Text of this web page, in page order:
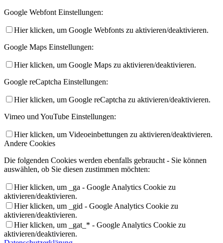
Google Webfont Einstellungen:
Hier klicken, um Google Webfonts zu aktivieren/deaktivieren.
Google Maps Einstellungen:
Hier klicken, um Google Maps zu aktivieren/deaktivieren.
Google reCaptcha Einstellungen:
Hier klicken, um Google reCaptcha zu aktivieren/deaktivieren.
Vimeo und YouTube Einstellungen:
Hier klicken, um Videoeinbettungen zu aktivieren/deaktivieren.
Andere Cookies
Die folgenden Cookies werden ebenfalls gebraucht - Sie können
auswählen, ob Sie diesen zustimmen möchten:
Hier klicken, um _ga - Google Analytics Cookie zu
aktivieren/deaktivieren.
Hier klicken, um _gid - Google Analytics Cookie zu
aktivieren/deaktivieren.
Hier klicken, um _gat_* - Google Analytics Cookie zu
aktivieren/deaktivieren.